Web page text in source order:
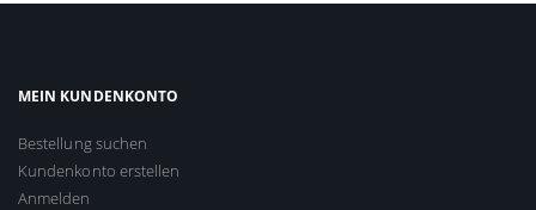
MEIN KUNDENKONTO
Bestellung suchen
Kundenkonto erstellen
Anmelden